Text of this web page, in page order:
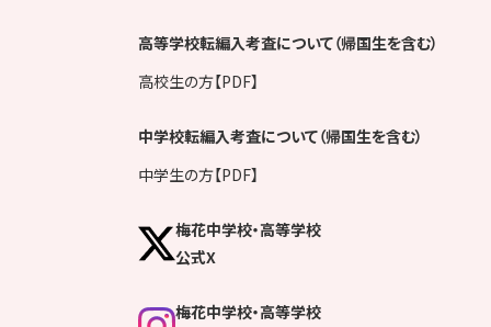
高等学校転編入考査について（帰国生を含む）
高校生の方【PDF】
中学校転編入考査について（帰国生を含む）
中学生の方【PDF】
梅花中学校・高等学校
公式X
梅花中学校・高等学校